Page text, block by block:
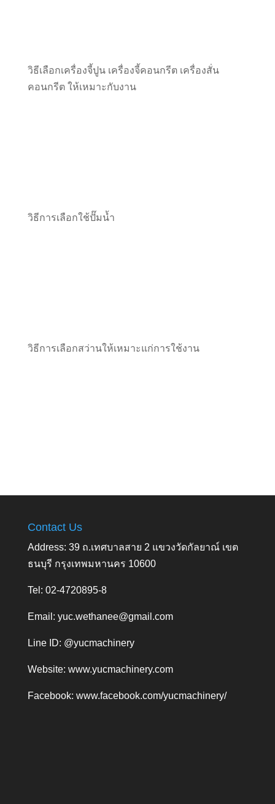
วิธีเลือกเครื่องจี้ปูน เครื่องจี้คอนกรีต เครื่องสั่น
คอนกรีต ให้เหมาะกับงาน
วิธีการเลือกใช้ปั๊มน้ำ
วิธีการเลือกสว่านให้เหมาะแก่การใช้งาน
Contact Us
Address: 39 ถ.เทศบาลสาย 2 แขวงวัดกัลยาณ์ เขต
ธนบุรี กรุงเทพมหานคร 10600
Tel: 02-4720895-8
Email: yuc.wethanee@gmail.com
Line ID: @yucmachinery
Website: www.yucmachinery.com
Facebook: www.facebook.com/yucmachinery/